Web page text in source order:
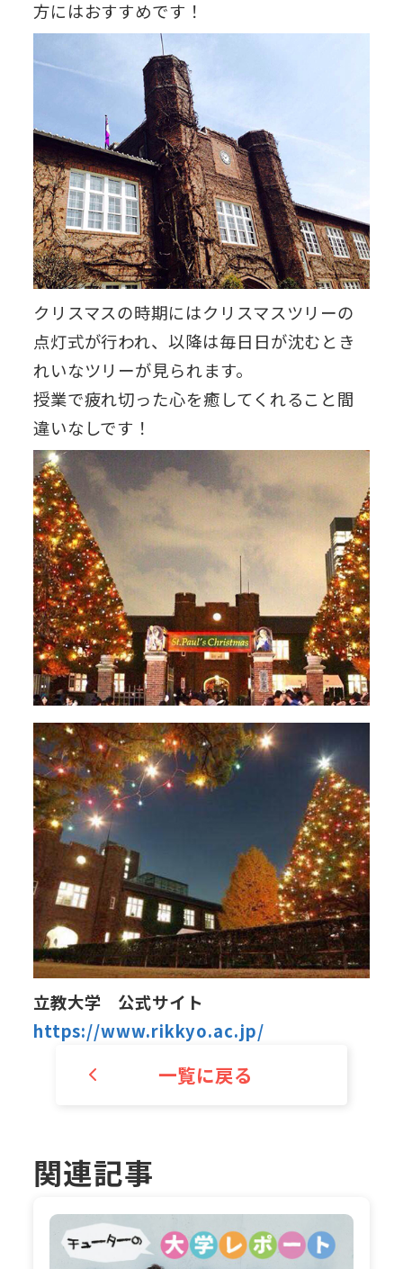
方にはおすすめです！
クリスマスの時期にはクリスマスツリーの
点灯式が行われ、以降は毎日日が沈むとき
れいなツリーが見られます。
授業で疲れ切った心を癒してくれること間
違いなしです！
立教大学 公式サイト
https://www.rikkyo.ac.jp/
一覧に戻る
関連記事